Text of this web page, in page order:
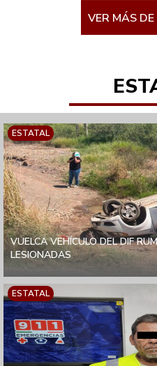
VER MÁS
ESTATAL
VUELCA VEHÍCULO DEL DIF
LESIONADAS
ESTATAL